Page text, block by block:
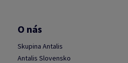
O nás
Skupina Antalis
Antalis Slovensko